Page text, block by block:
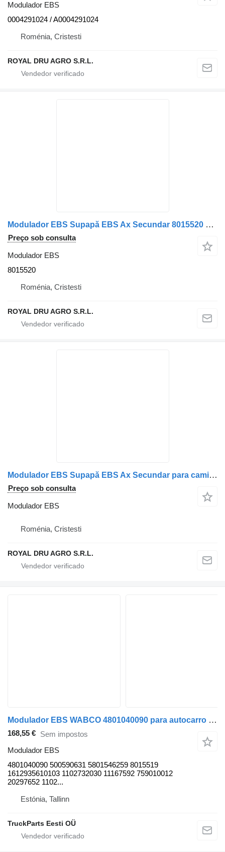
Modulador EBS
0004291024 / A0004291024
Roménia, Cristesti
ROYAL DRU AGRO S.R.L.
Modulador EBS Supapă EBS Ax Secundar 8015520 para camião Solaris Cod 500590632 11167593 20297653 1102732020 759010013 3800040070 1102-732-020-13
Preço sob consulta
Modulador EBS
8015520
Roménia, Cristesti
ROYAL DRU AGRO S.R.L.
Modulador EBS Supapă EBS Ax Secundar para camião Solaris 8015520
Preço sob consulta
Modulador EBS
Roménia, Cristesti
ROYAL DRU AGRO S.R.L.
Modulador EBS WABCO 4801040090 para autocarro Solaris Urbino, Alpino, Vacanza (1999-)
168,55 € Sem impostos
Modulador EBS
4801040090 500590631 5801546259 8015519
1612935610103 1102732030 11167592 759010012
20297652 1102...
Estónia, Tallinn
TruckParts Eesti OÜ